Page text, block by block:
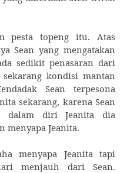
pesta topeng itu. Atas
Sean yang mengatakan
sedikit penasaran dari
kondisi mantan
Sean terpesona
sekarang, karena Sean
dalam diri Jeanita dia
menyapa Jeanita.
menyapa Jeanita tapi
menjauh dari Sean.